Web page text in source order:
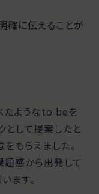
確に伝えることが
たようなto beを
として提案したと
もらえました。
題感から出発して
ます。